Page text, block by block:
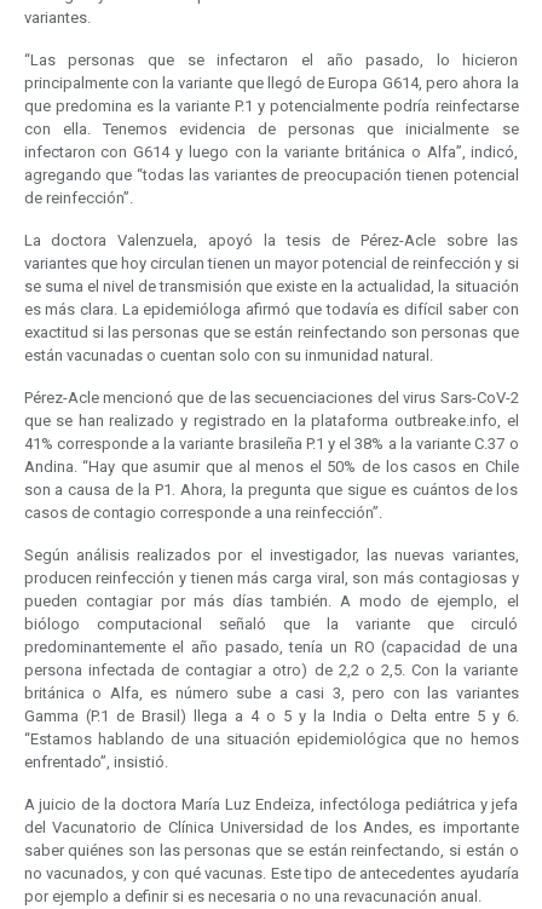
variantes.
“Las personas que se infectaron el año pasado, lo hicieron
principalmente con la variante que llegó de Europa G614, pero ahora la
que predomina es la variante P.1 y potencialmente podría reinfectarse
con ella. Tenemos evidencia de personas que inicialmente se
infectaron con G614 y luego con la variante británica o Alfa”, indicó,
agregando que “todas las variantes de preocupación tienen potencial
de reinfección”.
La doctora Valenzuela, apoyó la tesis de Pérez-Acle sobre las
variantes que hoy circulan tienen un mayor potencial de reinfección y si
se suma el nivel de transmisión que existe en la actualidad, la situación
es más clara. La epidemióloga afirmó que todavía es difícil saber con
exactitud si las personas que se están reinfectando son personas que
están vacunadas o cuentan solo con su inmunidad natural.
Pérez-Acle mencionó que de las secuenciaciones del virus Sars-CoV-2
que se han realizado y registrado en la plataforma outbreake.info, el
41% corresponde a la variante brasileña P.1 y el 38% a la variante C.37 o
Andina. “Hay que asumir que al menos el 50% de los casos en Chile
son a causa de la P1. Ahora, la pregunta que sigue es cuántos de los
casos de contagio corresponde a una reinfección”.
Según análisis realizados por el investigador, las nuevas variantes,
producen reinfección y tienen más carga viral, son más contagiosas y
pueden contagiar por más días también. A modo de ejemplo, el
biólogo computacional señaló que la variante que circuló
predominantemente el año pasado, tenía un RO (capacidad de una
persona infectada de contagiar a otro) de 2,2 o 2,5. Con la variante
británica o Alfa, es número sube a casi 3, pero con las variantes
Gamma (P.1 de Brasil) llega a 4 o 5 y la India o Delta entre 5 y 6.
“Estamos hablando de una situación epidemiológica que no hemos
enfrentado”, insistió.
A juicio de la doctora María Luz Endeiza, infectóloga pediátrica y jefa
del Vacunatorio de Clínica Universidad de los Andes, es importante
saber quiénes son las personas que se están reinfectando, si están o
no vacunados, y con qué vacunas. Este tipo de antecedentes ayudaría
por ejemplo a definir si es necesaria o no una revacunación anual.